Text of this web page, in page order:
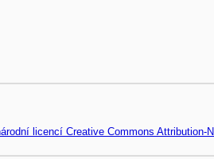
licencí Creative Commons Attribution-